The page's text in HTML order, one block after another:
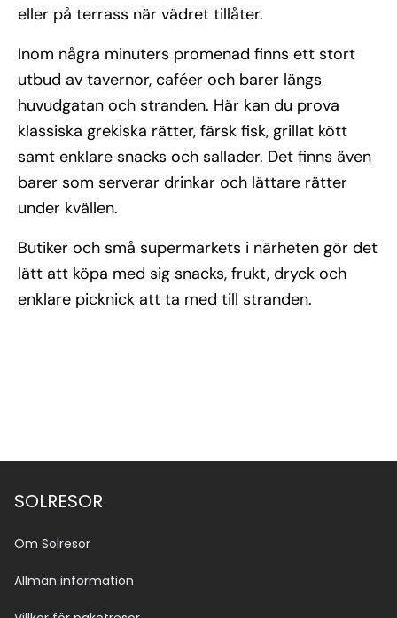
eller på terrass när vädret tillåter.
Inom några minuters promenad finns ett stort
utbud av tavernor, caféer och barer längs
huvudgatan och stranden. Här kan du prova
klassiska grekiska rätter, färsk fisk, grillat kött
samt enklare snacks och sallader. Det finns även
barer som serverar drinkar och lättare rätter
under kvällen.
Butiker och små supermarkets i närheten gör det
lätt att köpa med sig snacks, frukt, dryck och
enklare picknick att ta med till stranden.
SOLRESOR
Om Solresor
Allmän information